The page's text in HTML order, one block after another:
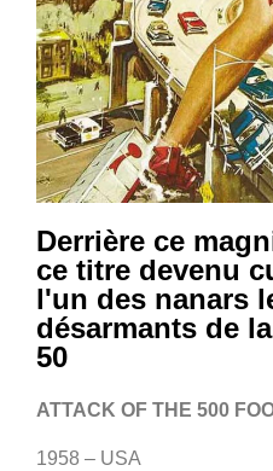
Derrière ce
ce titre devenu
l'un des nanars
désarmants de
50
ATTACK OF THE 500
1958 – USA